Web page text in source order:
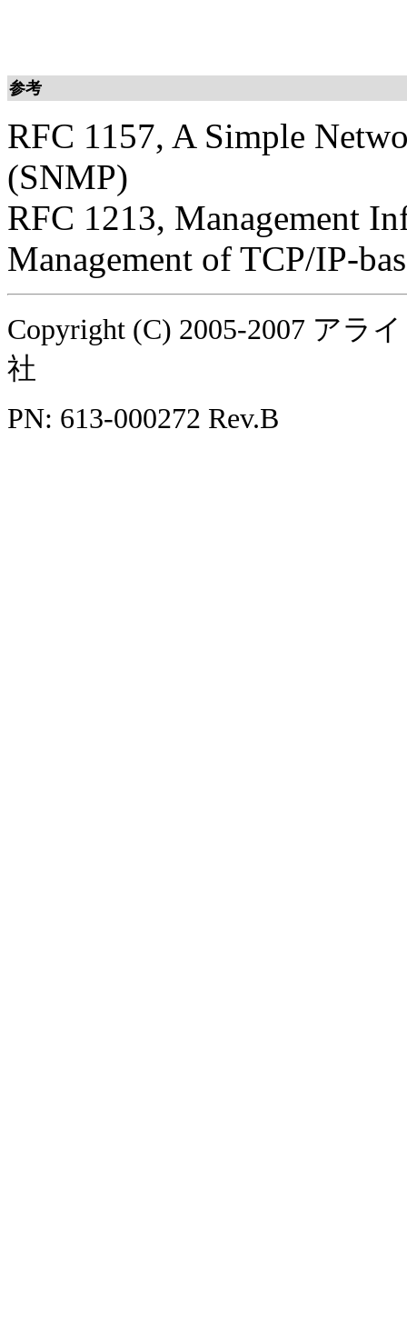
参考
RFC 1157, A Simple
(SNMP)
RFC 1213, Management
Management of TCP/IP-
Copyright (C) 2005-2007 アラ
社
PN: 613-000272 Rev.B